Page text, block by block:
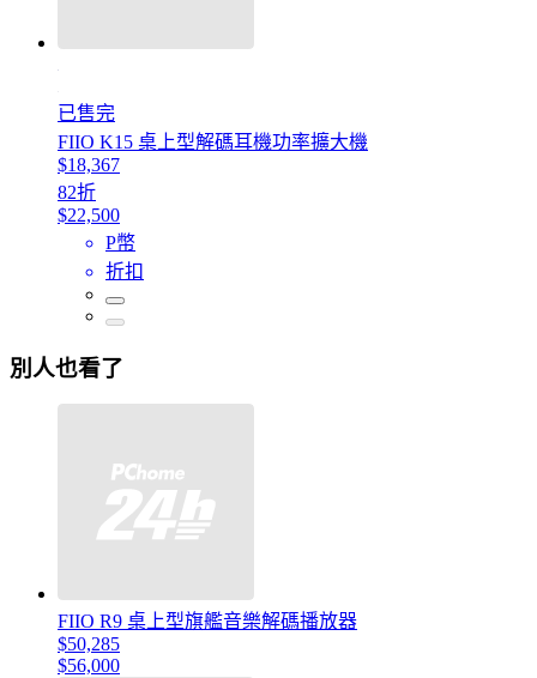
已售完
FIIO K15 桌上型解碼耳機功率擴大機
$18,367
82折
$22,500
P幣
折扣
別人也看了
FIIO R9 桌上型旗艦音樂解碼播放器
$50,285
$56,000